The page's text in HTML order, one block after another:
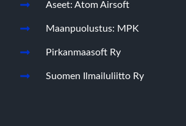
Aseet: Atom Airsoft
Maanpuolustus: MPK
Pirkanmaasoft Ry
Suomen Ilmailuliitto Ry